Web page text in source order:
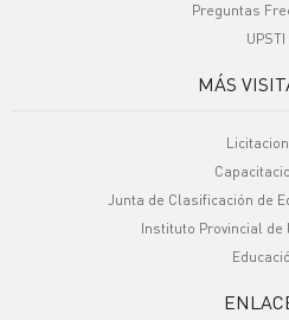
Preguntas
UPSTI
MÁS
Junta de Clasificación de
Instituto Provincial de